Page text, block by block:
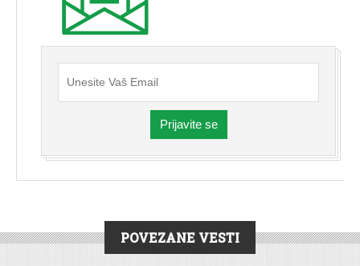
Prijavite se
POVEZANE VESTI
SREMSKA MITROVICA